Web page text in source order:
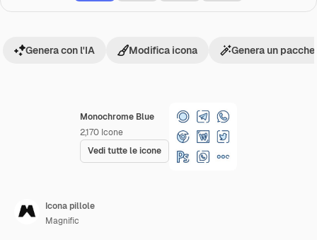
Monochrome Blue
2,170 Icone
Vedi tutte le icone
Genera con l'IA Modifica icona Genera un
Icona pillole
Magnific